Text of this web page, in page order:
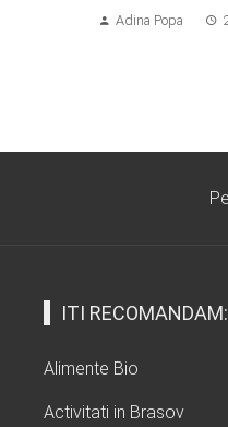
Adina Popa
ITI RECOMANDAM:
Alimente Bio
Activitati in Brasov